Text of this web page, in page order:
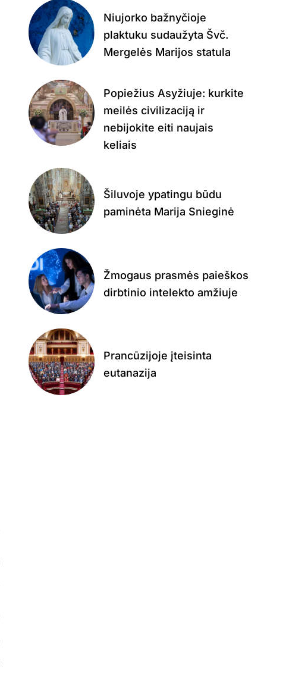
Niujorko bažnyčioje
plaktuku sudaužyta Švč.
Mergelės Marijos statula
Popiežius Asyžiuje: kurkite
meilės civilizaciją ir
nebijokite eiti naujais
keliais
Šiluvoje ypatingu būdu
paminėta Marija Snieginė
Žmogaus prasmės paieškos
dirbtinio intelekto amžiuje
Prancūzijoje įteisinta
eutanazija